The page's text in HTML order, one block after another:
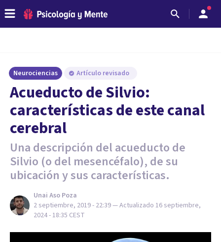
Neurociencias Artículo revisado
Acueducto de Silvio:
características de este canal
cerebral
Una descripción del acueducto de
Silvio (o del mesencéfalo), de su
ubicación y sus características.
Unai Aso Poza
2 septiembre, 2019 - 22:39— Actualizado 16 septiembre,
2024 - 18:35 CEST